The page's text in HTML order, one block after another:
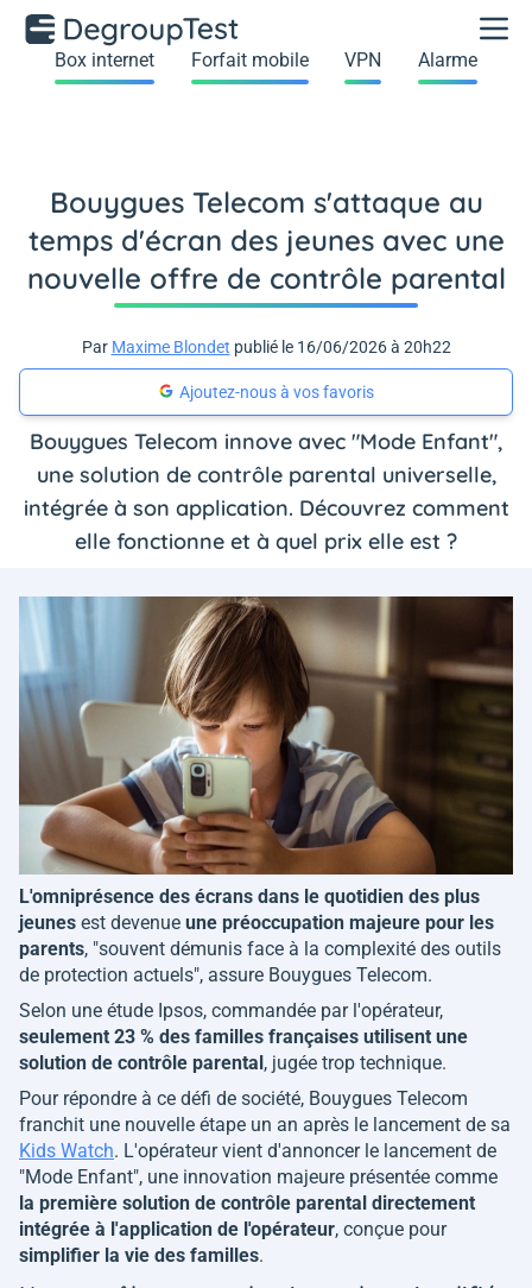
Box internet Forfait mobile VPN Alarme
Bouygues Telecom s'attaque au
temps d'écran des jeunes avec une
nouvelle offre de contrôle parental
Par Maxime Blondet publié le 16/06/2026 à 20h22
Ajoutez-nous à vos favoris
Bouygues Telecom innove avec "Mode Enfant",
une solution de contrôle parental universelle,
intégrée à son application. Découvrez comment
elle fonctionne et à quel prix elle est ?
L'omniprésence des écrans dans le quotidien des plus
jeunes est devenue une préoccupation majeure pour les
parents, "souvent démunis face à la complexité des outils
de protection actuels", assure Bouygues Telecom.
Selon une étude Ipsos, commandée par l'opérateur,
seulement 23 % des familles françaises utilisent une
solution de contrôle parental, jugée trop technique.
Pour répondre à ce défi de société, Bouygues Telecom
franchit une nouvelle étape un an après le lancement de sa
Kids Watch. L'opérateur vient d'annoncer le lancement de
"Mode Enfant", une innovation majeure présentée comme
la première solution de contrôle parental directement
intégrée à l'application de l'opérateur, conçue pour
simplifier la vie des familles.